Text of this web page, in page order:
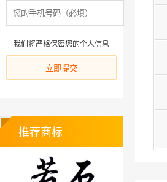
我们将严格保密您的个人信息
推荐商标